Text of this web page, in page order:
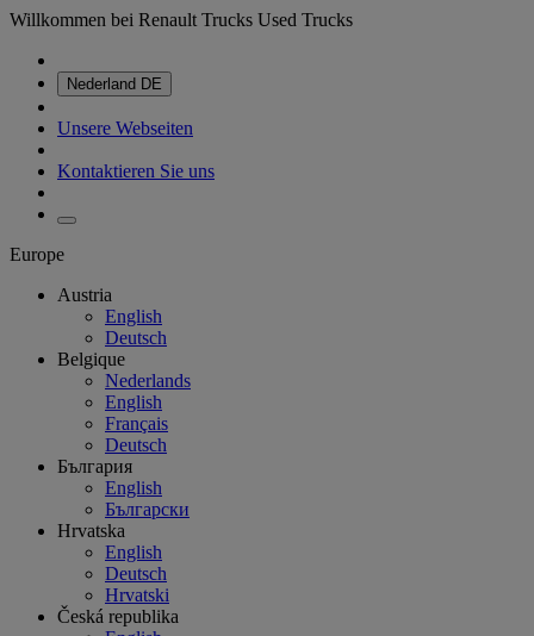
Willkommen bei Renault Trucks Used Trucks
Nederland DE
Unsere Webseiten
Kontaktieren Sie uns
Europe
Austria
English
Deutsch
Belgique
Nederlands
English
Français
Deutsch
България
English
Български
Hrvatska
English
Deutsch
Hrvatski
Česká republika